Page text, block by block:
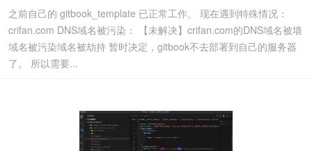
之前自己的 gitbook_template 已正常工作。 现在遇到特殊情况：
crifan.com DNS域名被污染： 【未解决】crifan.com的DNS域名被墙
域名被污染域名被劫持 暂时决定，gitbook不去部署到自己的服务器
了。 所以需要...